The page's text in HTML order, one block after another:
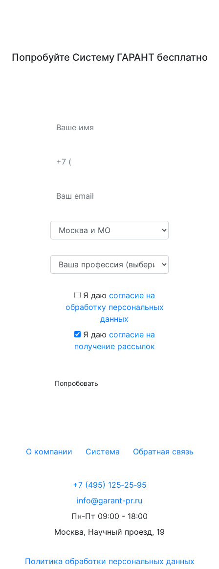
Попробуйте Систему ГАРАНТбесплатно
Я даю согласие на
обработку персональных
данных
Я даю согласие на
получение рассылок
Попробовать
О компании Система Обратная связь
+7 (495) 125‑25‑95
info@garant-pr.ru
Пн-Пт 09:00 - 18:00
Москва, Научный проезд, 19
Политика обработки персональных данных